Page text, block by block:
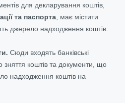
для декларування коштів,
та паспорта , має містити
джерело надходження коштів:
Сюди входять банківські
зняття коштів та документи, що
надходження коштів на